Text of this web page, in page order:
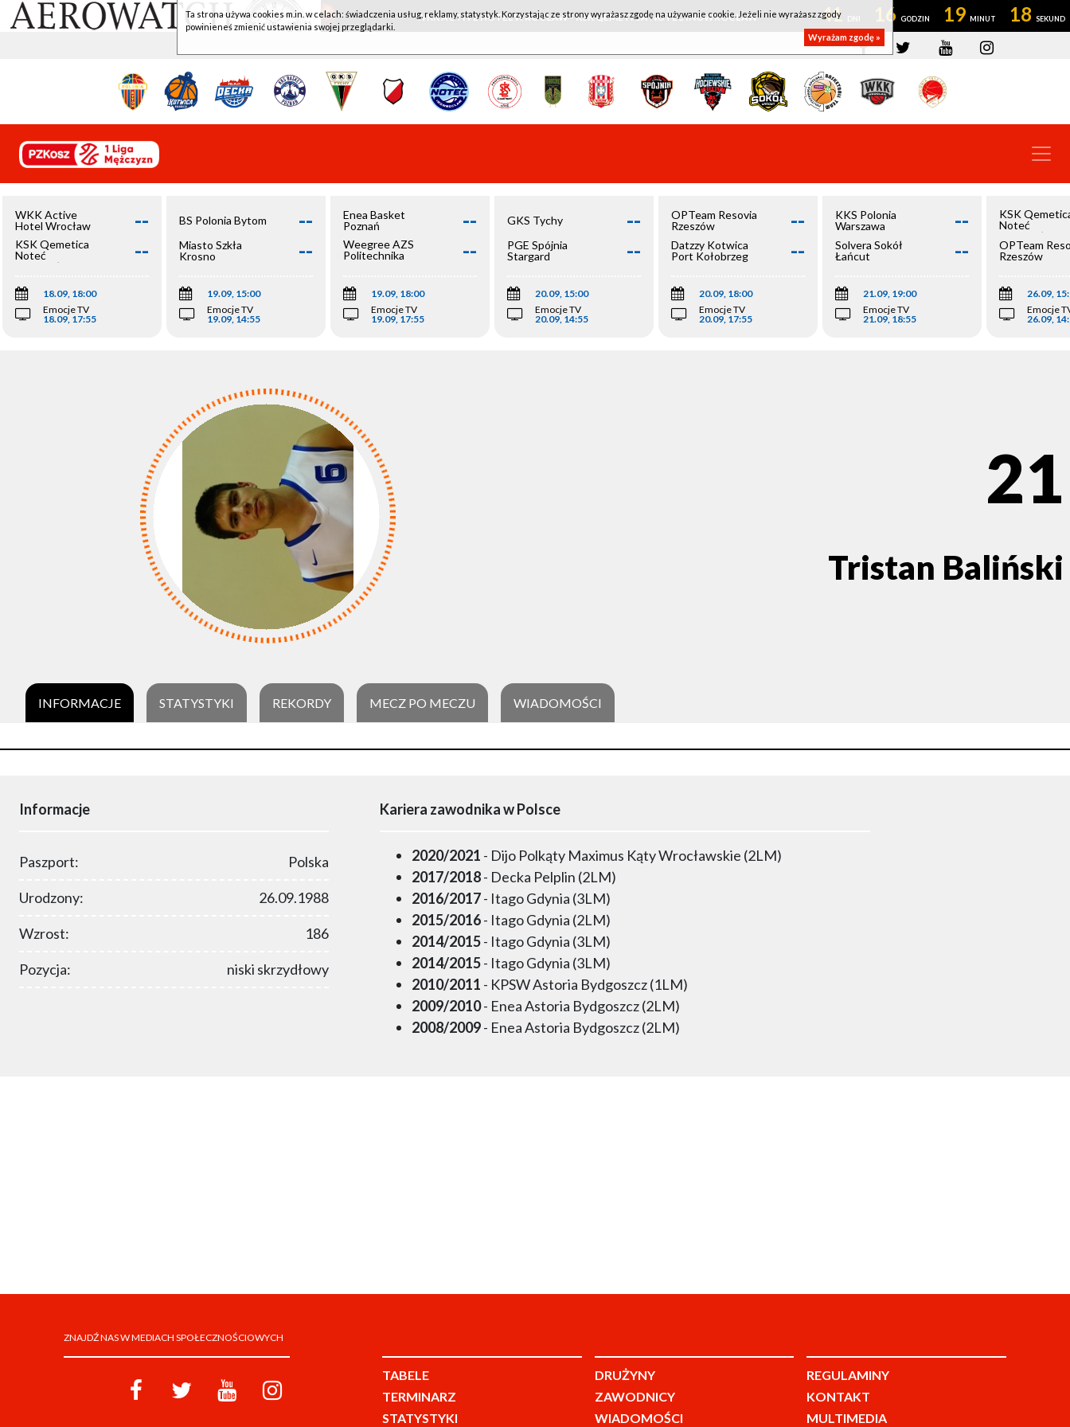
WKK ACTIVE HOTEL WROCŁAW - KSK QEMETICA NOTEĆ INOWROCŁAW 41 16 19 18
WKK Active
Hotel Wrocław
--
KSK Qemetica
Noteć
Inowrocław
--
18.09, 18:00
Emocje TV
18.09, 17:55
BS Polonia Bytom --
Miasto Szkła
Krosno
--
19.09, 15:00
Emocje TV
19.09, 14:55
Enea Basket
Poznań
--
Weegree AZS
Politechnika
--
19.09, 18:00
Emocje TV
19.09, 17:55
GKS Tychy --
PGE Spójnia
Stargard
--
20.09, 15:00
Emocje TV
20.09, 14:55
OPTeam Resovia
Rzeszów
--
Datzzy Kotwica
Port Kołobrzeg
--
20.09, 18:00
Emocje TV
20.09, 17:55
KKS Polonia
Warszawa
--
Solvera Sokół
Łańcut
--
21.09, 19:00
Emocje TV
21.09, 18:55
KSK
Noteć
Inowrocław
OPTeam
Rzeszów
26.09,
Emocje
26.09,
21
Tristan Baliński
INFORMACJE STATYSTYKI REKORDY MECZ PO MECZU WIADOMOŚCI
Informacje
Paszport: Polska
Urodzony: 26.09.1988
Wzrost: 186
Pozycja: niski skrzydłowy
Kariera zawodnika w Polsce
2020/2021 - Dijo Polkąty Maximus Kąty Wrocławskie (2LM)
2017/2018- Decka Pelplin (2LM)
2016/2017- Itago Gdynia (3LM)
2015/2016- Itago Gdynia (2LM)
2014/2015- Itago Gdynia (3LM)
2014/2015- Itago Gdynia (3LM)
2010/2011 - KPSW Astoria Bydgoszcz (1LM)
2009/2010- Enea Astoria Bydgoszcz (2LM)
2008/2009- Enea Astoria Bydgoszcz (2LM)
ZNAJDŹ NAS W MEDIACH SPOŁECZNOŚCIOWYCH
TABELE
TERMINARZ
STATYSTYKI
DRUŻYNY
ZAWODNICY
WIADOMOŚCI
REGULAMINY
KONTAKT
MULTIMEDIA
Ta strona używa cookies m.in. w celach: świadczenia usług, reklamy, statystyk. Korzystając ze strony wyrażasz zgodę na używanie cookie. Jeżeli nie wyrażasz zgody
powinieneś zmienić ustawienia swojej przeglądarki.
Wyrażam zgodę »